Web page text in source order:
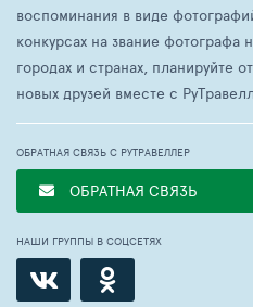
воспоминания в виде
конкурсах на звание фотографа
городах и странах, планируйте
новых друзей вместе с
ОБРАТНАЯ СВЯЗЬ С РУТРАВЕЛЛЕР
ОБРАТНАЯ СВЯЗЬ
НАШИ ГРУППЫ В СОЦСЕТЯХ